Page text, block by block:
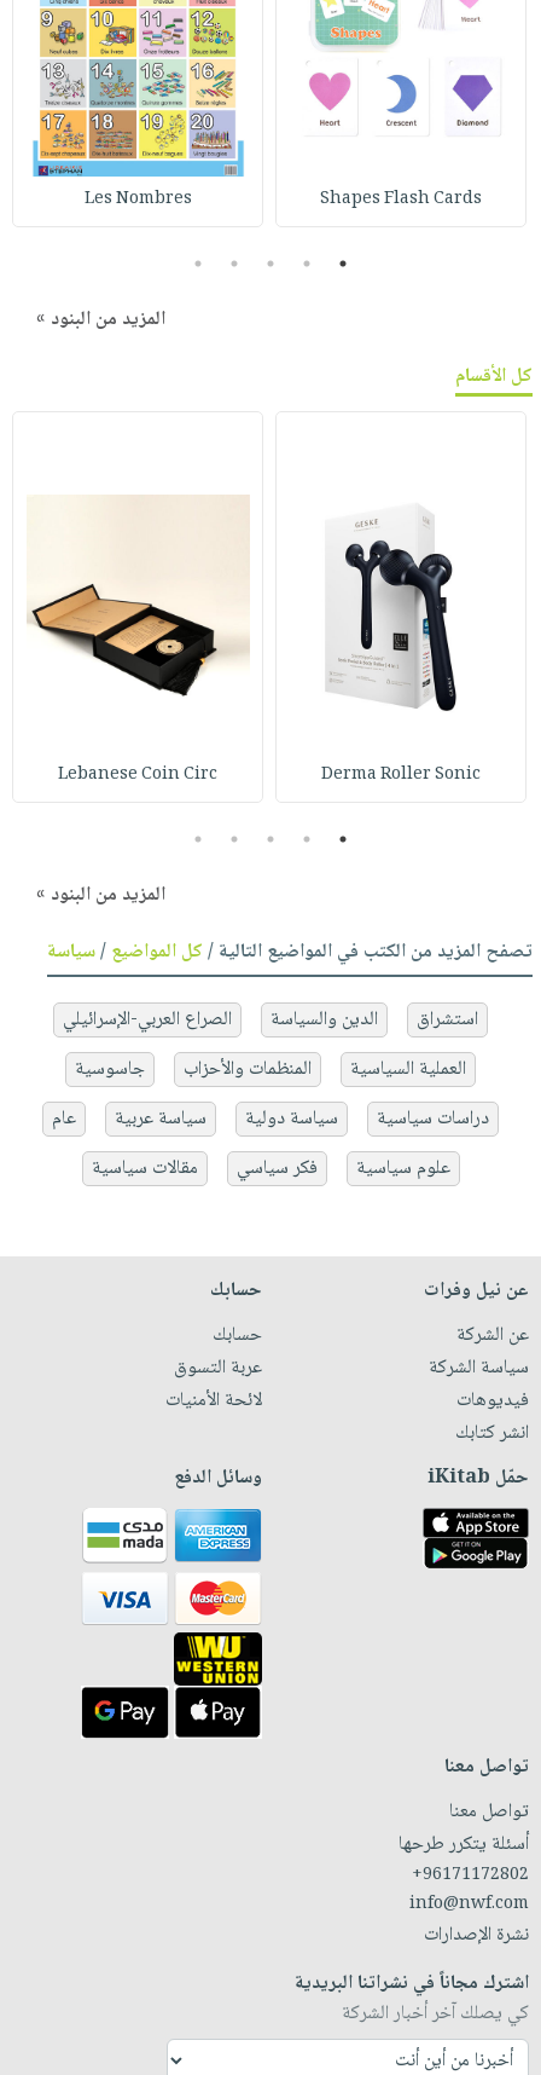
Shapes Flash Cards
Les Nombres
1
2
3
4
5
المزيد من البنود »
كل الأقسام
Derma Roller Sonic
Lebanese Coin Circ
1
2
3
4
5
المزيد من البنود »
تصفح المزيد من الكتب في المواضيع التالية /كل المواضيع/سياسة
استشراق الدين والسياسة
الصراع العربي-الإسرائيلي
العملية السياسية
المنظمات والأحزاب
جاسوسية
دراسات سياسية
سياسة دولية سياسة عربية
عام
علوم سياسية
فكر سياسي مقالات سياسية
عن نيل وفرات
عن الشركة
سياسة الشركة
فيديوهات
انشر كتابك
حسابك
حسابك
عربة التسوق
لائحة الأمنيات
حمّل iKitab وسائل الدفع
تواصل معنا
تواصل معنا
أسئلة يتكرر طرحها
+96171172802
info@nwf.com
نشرة الإصدارات
اشترك مجاناً في نشراتنا البريدية
كي يصلك آخر أخبار الشركة